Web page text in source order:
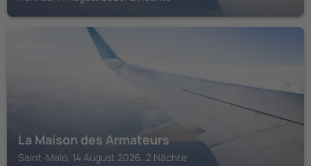
La Maison des Armateurs
Saint-Malo, 14 August 2026, 2 Nächte